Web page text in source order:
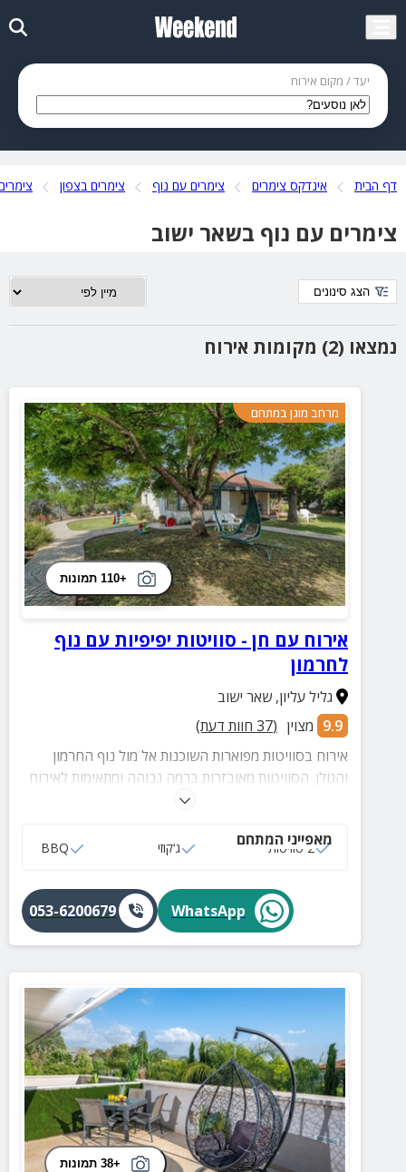
יעד / מקום אירוח
דף הבית אינדקס צימרים צימרים עם נוף צימרים בצפון
צימרים עם נוף בשאר ישוב
נמצאו (2) מקומות אירוח
הצג סינונים
מרחב מוגן במתחם
+110 תמונות
אירוח עם חן - סוויטות יפיפיות עם נוף
לחרמון
גליל עליון,שאר ישוב
9.9 מצוין (
37 חוות דעת)
אירוח בסוויטות מפוארות השוכנות אל מול נוף החרמון
והגולן. הסוויטות מאובזרות ברמה גבוהה ומתאימות לאירוח
מאפייני המתחם
2 סוויטות ג‘קוזי BBQ
WhatsApp
053-6200679
+38 תמונות